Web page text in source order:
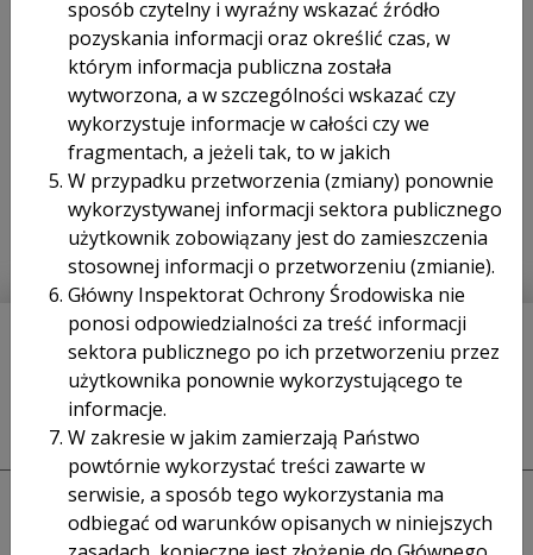
sposób czytelny i wyraźny wskazać źródło
pozyskania informacji oraz określić czas, w
którym informacja publiczna została
wytworzona, a w szczególności wskazać czy
wykorzystuje informacje w całości czy we
fragmentach, a jeżeli tak, to w jakich
W przypadku przetworzenia (zmiany) ponownie
wykorzystywanej informacji sektora publicznego
użytkownik zobowiązany jest do zamieszczenia
stosownej informacji o przetworzeniu (zmianie).
Główny Inspektorat Ochrony Środowiska nie
ponosi odpowiedzialności za treść informacji
sektora publicznego po ich przetworzeniu przez
użytkownika ponownie wykorzystującego te
informacje.
W zakresie w jakim zamierzają Państwo
powtórnie wykorzystać treści zawarte w
serwisie, a sposób tego wykorzystania ma
odbiegać od warunków opisanych w niniejszych
zbioru danych, w którym dane są przetwarzane.
Klauzula informacyjna RODO znajduje się pod adresem:
https://www.gov.pl/web/gios/ochrona-danych-osobowych
Wyrażam zgodę na przetwarzanie moich danych
osobowych przez Główny Inspektorat Ochrony
Środowiska w celu udostępnienia danych.
(wymagane)
Captcha*
Wyślij Formularz
POLITYKA PRYWATNOŚCI
REGULAMIN
DEKLARACJA DOSTĘPNOŚCI